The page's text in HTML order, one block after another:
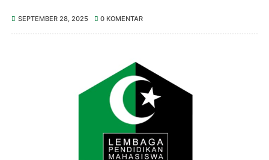
SEPTEMBER 28, 2025 0 KOMENTAR